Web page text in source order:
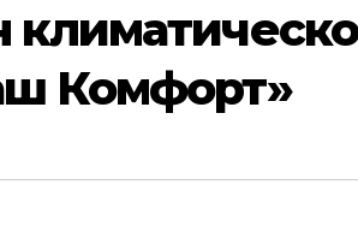
Комфорт»